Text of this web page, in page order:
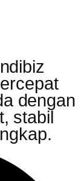
dengan
stabil